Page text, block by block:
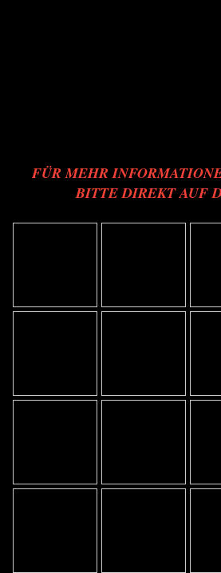
FÜR MEHR
BITTE DIREKT AUF